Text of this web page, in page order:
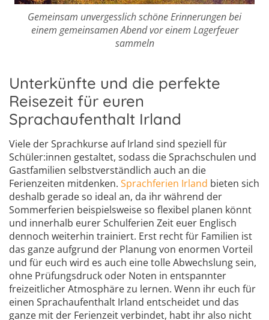
Gemeinsam unvergesslich schöne Erinnerungen bei
einem gemeinsamen Abend vor einem Lagerfeuer
sammeln
Unterkünfte und die perfekte
Reisezeit für euren
Sprachaufenthalt Irland
Viele der Sprachkurse auf Irland sind speziell für
Schüler:innen gestaltet, sodass die Sprachschulen und
Gastfamilien selbstverständlich auch an die
Ferienzeiten mitdenken. Sprachferien Irland bieten sich
deshalb gerade so ideal an, da ihr während der
Sommerferien beispielsweise so flexibel planen könnt
und innerhalb eurer Schulferien Zeit euer Englisch
dennoch weiterhin trainiert. Erst recht für Familien ist
das ganze aufgrund der Planung von enormen Vorteil
und für euch wird es auch eine tolle Abwechslung sein,
ohne Prüfungsdruck oder Noten in entspannter
freizeitlicher Atmosphäre zu lernen. Wenn ihr euch für
einen Sprachaufenthalt Irland entscheidet und das
ganze mit der Ferienzeit verbindet, habt ihr also nicht